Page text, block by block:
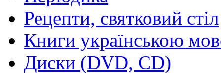
Рецепти, святковий стіл
Книги українською
Диски (DVD, CD)